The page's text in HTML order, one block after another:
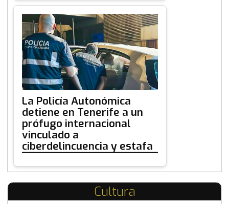
La Policía Autonómica
detiene en Tenerife a un
prófugo internacional
vinculado a
ciberdelincuencia y estafa
Cultura